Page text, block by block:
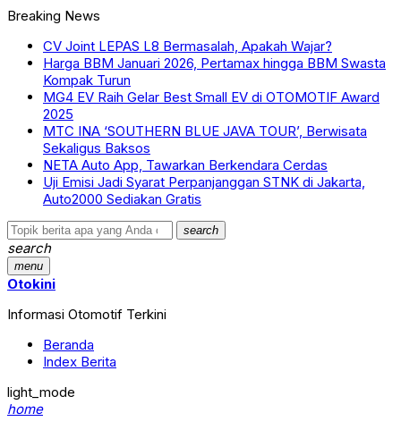
Breaking News
CV Joint LEPAS L8 Bermasalah, Apakah Wajar?
Harga BBM Januari 2026, Pertamax hingga BBM Swasta
Kompak Turun
MG4 EV Raih Gelar Best Small EV di OTOMOTIF Award
2025
MTC INA ‘SOUTHERN BLUE JAVA TOUR’, Berwisata
Sekaligus Baksos
NETA Auto App, Tawarkan Berkendara Cerdas
Uji Emisi Jadi Syarat Perpanjanggan STNK di Jakarta,
Auto2000 Sediakan Gratis
search
search
menu
Otokini
Informasi Otomotif Terkini
Beranda
Index Berita
light_mode
home